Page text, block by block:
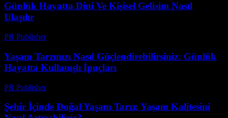
Günlük Hayatta Dini Ve Kişisel Gelisim Nasıl
Ulaşılır
PR Publisher-
Yaşam Tarzınızı Nasıl Güçlendirebilirsiniz: Günlük
Hayatta Kullanışlı İpuçları
PR Publisher-
Şehir İçinde Doğal Yaşam Tarzı: Yaşam Kalitesini